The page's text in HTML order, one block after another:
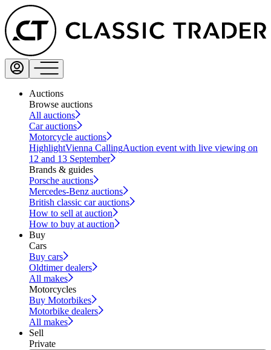
Auctions
Browse auctions
All auctions
Car auctions
Motorcycle auctions
HighlightVienna CallingAuction event with live viewing on
12 and 13 September
Brands & guides
Porsche auctions
Mercedes-Benz auctions
British classic car auctions
How to sell at auction
How to buy at auction
Buy
Cars
Buy cars
Oldtimer dealers
All makes
Motorcycles
Buy Motorbikes
Motorbike dealers
All makes
Sell
Private